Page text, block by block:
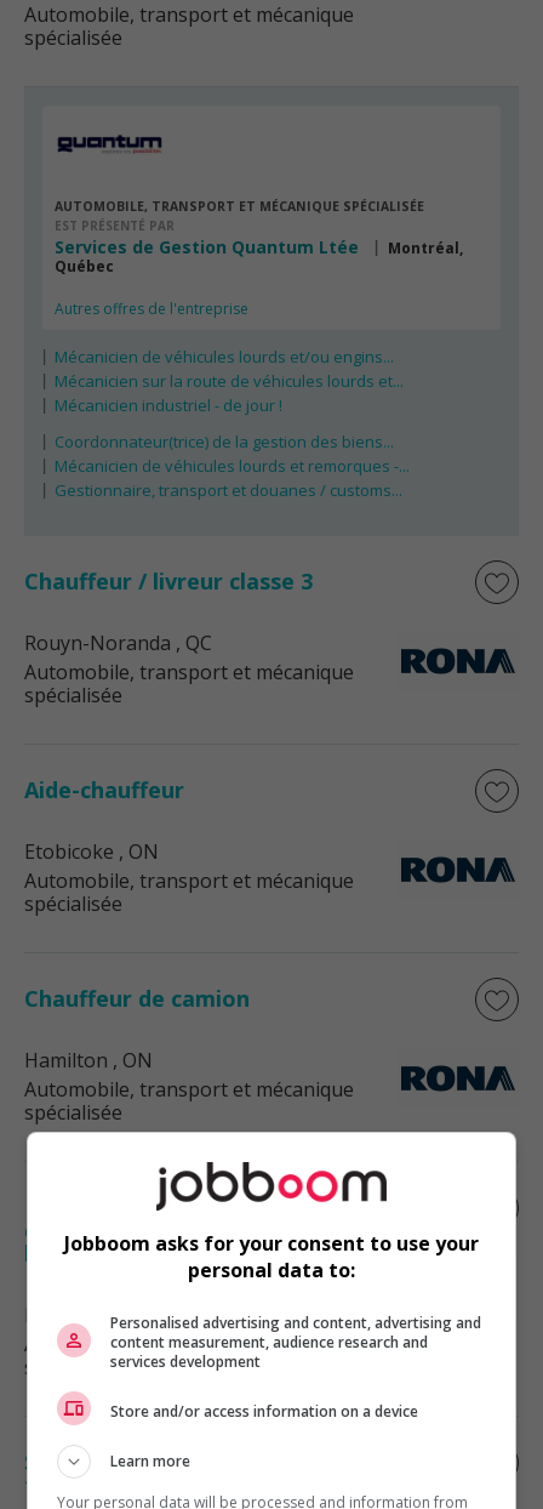
Automobile, transport et mécanique
spécialisée
AUTOMOBILE, TRANSPORT ET MÉCANIQUE SPÉCIALISÉE
EST PRÉSENTÉ PAR
Services de Gestion Quantum Ltée
Montréal,
Québec
Autres offres de l'entreprise
Mécanicien de véhicules lourds et/ou engins...
Mécanicien sur la route de véhicules lourds et...
Mécanicien industriel - de jour !
Coordonnateur(trice) de la gestion des biens...
Mécanicien de véhicules lourds et remorques -...
Gestionnaire, transport et douanes / customs...
Chauffeur / livreur classe 3
Rouyn-Noranda , QC
Automobile, transport et mécanique
spécialisée
Aide-chauffeur
Etobicoke , ON
Automobile, transport et mécanique
spécialisée
Chauffeur de camion
Hamilton , ON
Automobile, transport et mécanique
spécialisée
Directeur adjoint ou directrice adjointe
chargé(e) de la conformité et de
l’administration, ...
, QC
Automobile, transport et mécanique
spécialisée
Spécialiste en environnement,
transports
Jobboom asks for your consent to use your
personal data to:
Personalised advertising and content, advertising and
content measurement, audience research and
services development
Store and/or access information on a device
Learn more
Your personal data will be processed and information from